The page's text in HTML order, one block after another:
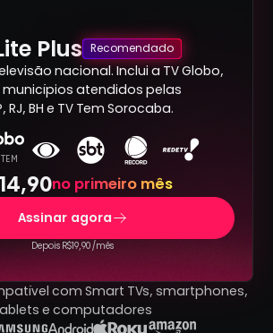
Plus Recomendado
nacional. Inclui a TV Globo,
atendidos pelas
RJ, BH e TV Tem Sorocaba.
no primeiro mês
Assinar agora
Depois R$19,90 /mês
com Smart TVs, smartphones,
e computadores